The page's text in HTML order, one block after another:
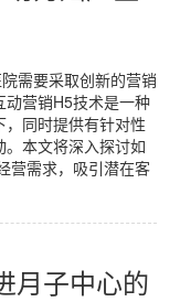
需要采取创新的营销
动营销H5技术是一种
同时提供有针对性
本文将深入探讨如
营需求，吸引潜在客
月子中心的